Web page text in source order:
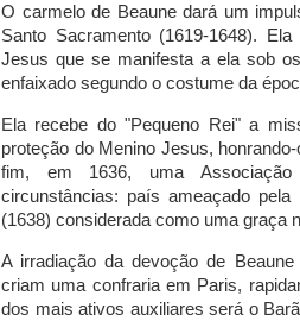
O carmelo de Beaune dará um
Santo Sacramento (1619-1648).
Jesus que se manifesta a ela sob
enfaixado segundo o costume da
Ela recebe do "Pequeno Rei" a
proteção do Menino Jesus,
fim, em 1636, uma
circunstâncias: país ameaçado
(1638) considerada como uma graça
A irradiação da devoção de
criam uma confraria em Paris,
dos mais ativos auxiliares será o